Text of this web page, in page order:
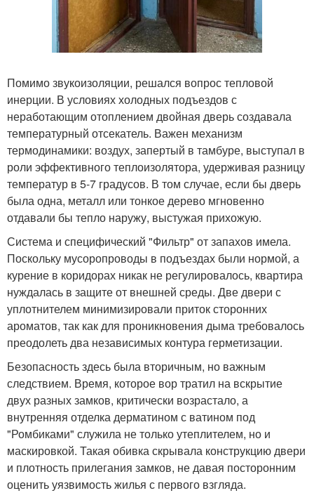
Помимо звукоизоляции, решался вопрос тепловой
инерции. В условиях холодных подъездов с
неработающим отоплением двойная дверь создавала
температурный отсекатель. Важен механизм
термодинамики: воздух, запертый в тамбуре, выступал в
роли эффективного теплоизолятора, удерживая разницу
температур в 5-7 градусов. В том случае, если бы дверь
была одна, металл или тонкое дерево мгновенно
отдавали бы тепло наружу, выстужая прихожую.
Система и специфический "Фильтр" от запахов имела.
Поскольку мусоропроводы в подъездах были нормой, а
курение в коридорах никак не регулировалось, квартира
нуждалась в защите от внешней среды. Две двери с
уплотнителем минимизировали приток сторонних
ароматов, так как для проникновения дыма требовалось
преодолеть два независимых контура герметизации.
Безопасность здесь была вторичным, но важным
следствием. Время, которое вор тратил на вскрытие
двух разных замков, критически возрастало, а
внутренняя отделка дерматином с ватином под
"Ромбиками" служила не только утеплителем, но и
маскировкой. Такая обивка скрывала конструкцию двери
и плотность прилегания замков, не давая посторонним
оценить уязвимость жилья с первого взгляда.